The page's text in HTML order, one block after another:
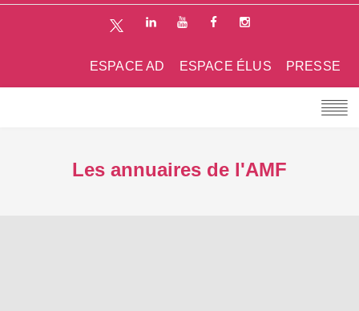
PRESSE
ESPACE ÉLUS
ESPACE AD
Les annuaires de l'AMF